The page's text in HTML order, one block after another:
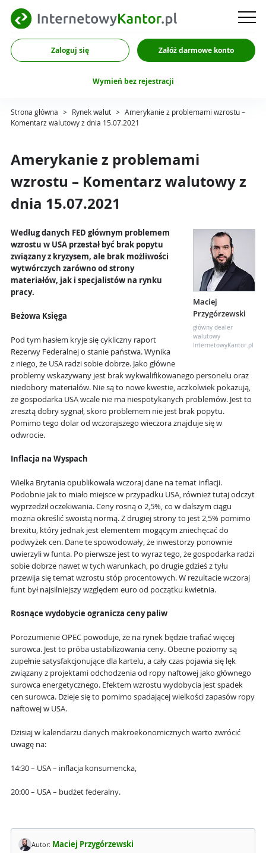
Zaloguj się Załóż darmowe konto
Wymień bez rejestracji
Strona główna > Rynek walut > Amerykanie z problemami wzrostu –
Komentarz walutowy z dnia 15.07.2021
Amerykanie z problemami
wzrostu – Komentarz walutowy z
dnia 15.07.2021
Maciej
Przygórzewski
główny dealer
walutowy
InternetowyKantor.pl
Według danych FED głównym problemem
wzrostu w USA przestał być brak popytu
związany z kryzysem, ale brak możliwości
wytwórczych zarówno od strony
materiałów, jak i specjalistów na rynku
pracy.
Beżowa Księga
Pod tym hasłem kryje się cykliczny raport
Rezerwy Federalnej o stanie państwa. Wynika
z niego, że USA radzi sobie dobrze. Jako główne
problemy wskazywany jest brak wykwalifikowanego personelu oraz
niedobory materiałów. Nie są to nowe kwestie, aczkolwiek pokazują,
że gospodarka USA wcale nie ma niespotykanych problemów. Jest to
zresztą dobry sygnał, skoro problemem nie jest brak popytu.
Pomimo tego dolar od wczorajszego wieczora znajduje się w
odwrocie.
Inflacja na Wyspach
Wielka Brytania opublikowała wczoraj dane na temat inflacji.
Podobnie jak to miało miejsce w przypadku USA, również tutaj odczyt
wyprzedził oczekiwania. Ceny rosną o 2,5%, co w dalszym ciągu
można określić swoistą normą. Z drugiej strony to jest 2,5% pomimo
brexitu, który jednak jest elementem mogącym zniechęcać do
podwyżek cen. Dane te spowodowały, że inwestorzy ponownie
uwierzyli w funta. Po pierwsze jest to wyraz tego, że gospodarka radzi
sobie dobrze nawet w tych warunkach, po drugie gdzieś z tyłu
przewija się temat wzrostu stóp procentowych. W rezultacie wczoraj
funt był najsilniejszy względem euro od początku kwietnia.
Rosnące wydobycie ogranicza ceny paliw
Porozumienie OPEC powoduje, że na rynek będzie trafiać więcej
surowca. Jest to próba ustabilizowania ceny. Obecne poziomy są
zupełnie satysfakcjonujące dla kartelu, a cały czas pojawia się lęk
związany z projektami odchodzenia od ropy naftowej jako głównego
surowca energetycznego. Efektem wzrostu wydobycia jest spadek
cen surowca. Dzieje się to pomimo spadającej wielkości zapasów ropy
naftowej w USA.
Dzisiaj w kalendarzu danych makroekonomicznych warto zwrócić
uwagę na:
14:30 – USA – inflacja konsumencka,
20:00 – USA – budżet federalny.
Autor: Maciej Przygórzewski